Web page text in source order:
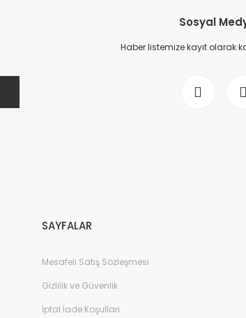
Sosyal
Haber listemize kayıt olarak
SAYFALAR
Mesafeli Satış Sözleşmesi
Gizlilik ve Güvenlik
İptal İade Koşullari